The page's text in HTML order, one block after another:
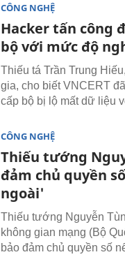
CÔNG NGHỆ
Hacker tấn công
bộ với mức độ
Thiếu tá Trần Trung
gia, cho biết VNCERT
cấp bộ bị lộ mất dữ liệu
CÔNG NGHỆ
Thiếu tướng
đảm chủ quyền
ngoài'
Thiếu tướng Nguyễn
không gian mạng (Bộ
bảo đảm chủ quyền số